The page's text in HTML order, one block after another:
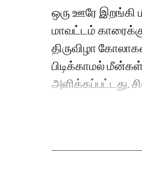
ஒரு ஊரே இறங்கி
மாவட்டம்
திருவிழா
பிடிக்காமல்
அளிக்கப்பட்டது.